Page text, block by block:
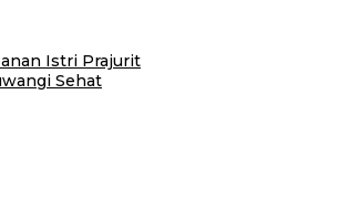
Istri Prajurit
Sehat